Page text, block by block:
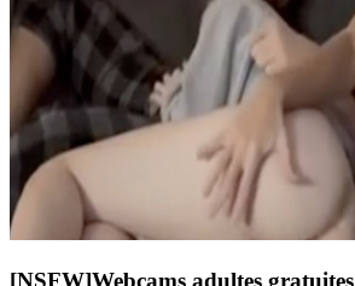
[NSFW]Webcams adultes gratuites